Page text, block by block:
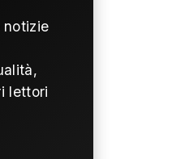
notizie
lettori